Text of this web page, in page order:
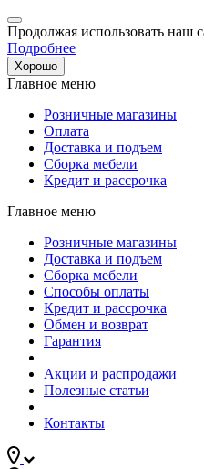
Продолжая использовать наш
Подробнее
Хорошо
Главное меню
Розничные магазины
Оплата
Доставка и подъем
Сборка мебели
Кредит и рассрочка
Главное меню
Розничные магазины
Доставка и подъем
Сборка мебели
Способы оплаты
Кредит и рассрочка
Обмен и возврат
Гарантия
Акции и распродажи
Полезные статьи
Контакты